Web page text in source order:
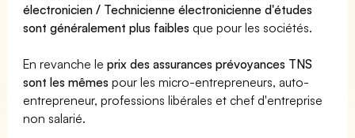
électronicien / Technicienne électronicienne d'études
sont généralement plus faibles que pour les sociétés.
En revanche leprix des assurances prévoyances TNS
sont les mêmes pour les micro-entrepreneurs, auto-
entrepreneur, professions libérales et chef d'entreprise
non salarié.